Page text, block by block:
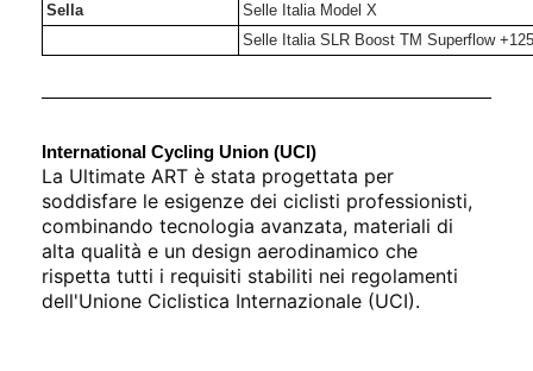
Sella
Selle Italia Model X
Selle Italia SLR Boost TM Superflow
International Cycling Union (UCI)
La Ultimate ART è stata progettata per
soddisfare le esigenze dei ciclisti professionisti,
combinando tecnologia avanzata, materiali di
alta qualità e un design aerodinamico che
rispetta tutti i requisiti stabiliti nei regolamenti
dell'Unione Ciclistica Internazionale (UCI).